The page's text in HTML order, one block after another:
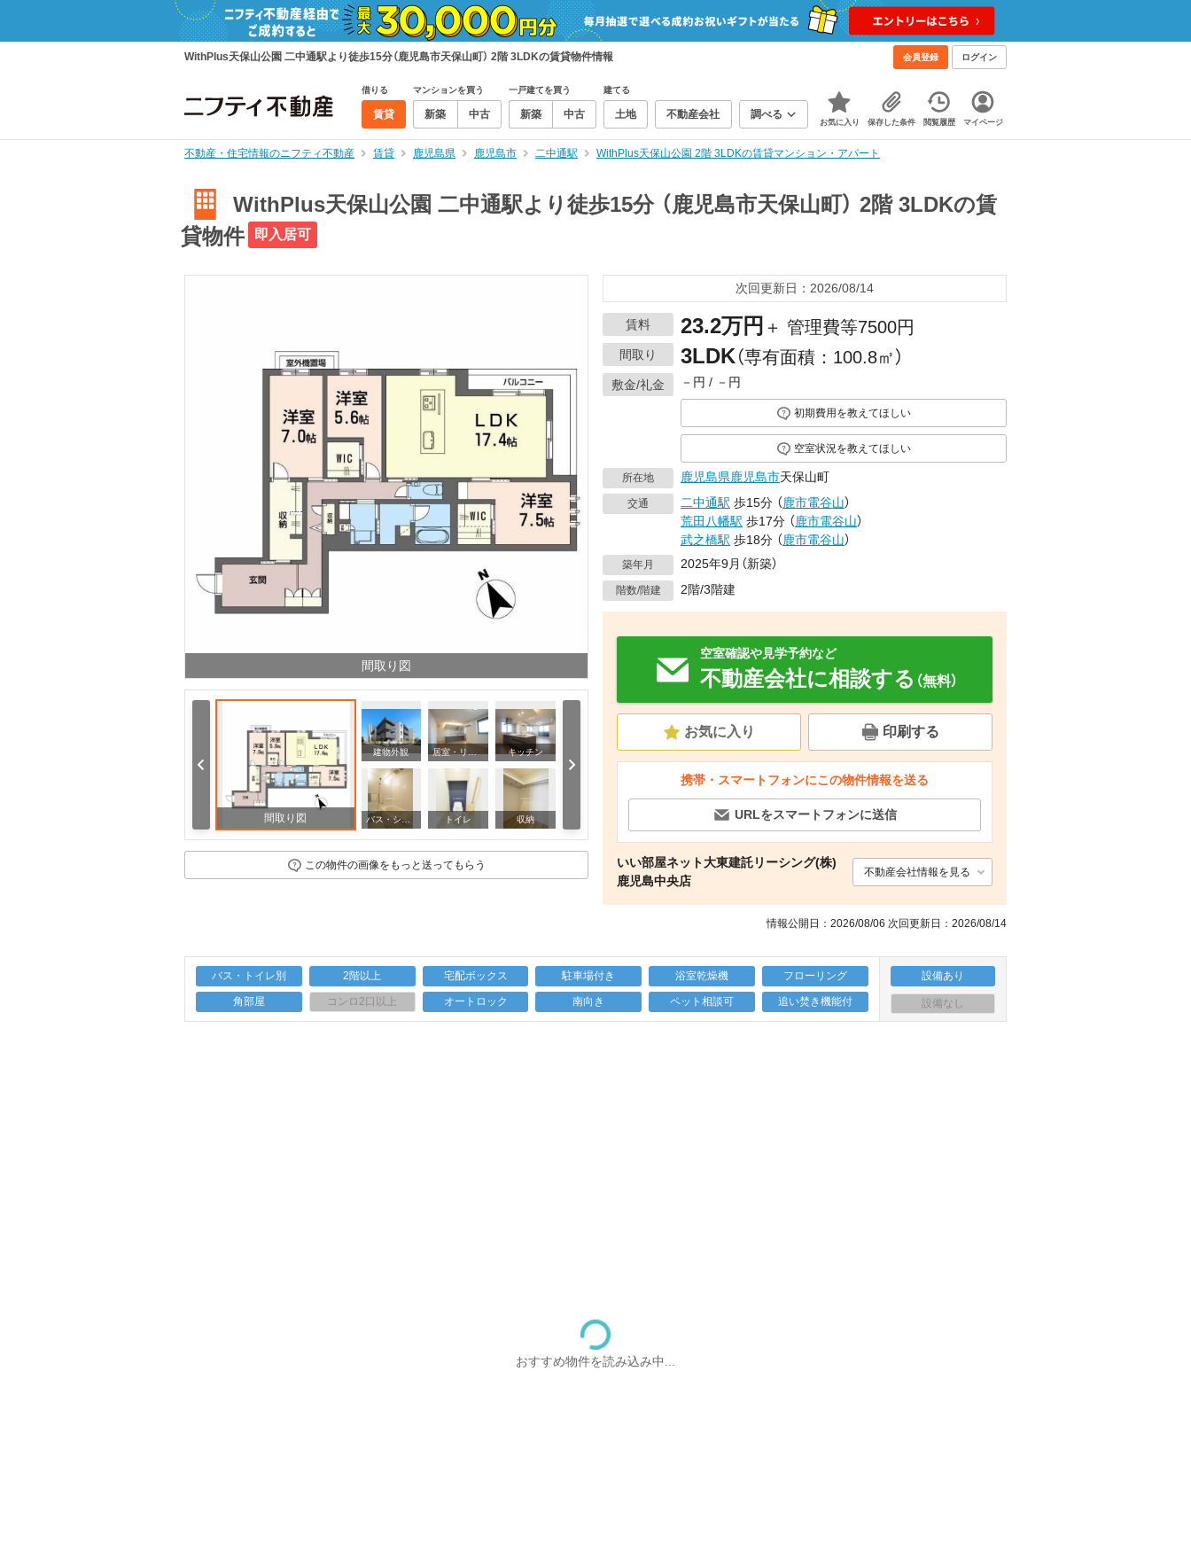
WithPlus天保山公園 二中通駅より徒歩15分（鹿児島市天保山町） 2階 3LDKの賃貸物件情報 会員登録 ログイン
借りる
賃貸
マンションを買う
新築 中古
一戸建てを買う
新築 中古
建てる
土地 不動産会社 調べる
お気に入り 保存した条件 閲覧履歴 マイページ
不動産・住宅情報のニフティ不動産 賃貸 鹿児島県 鹿児島市 二中通駅 WithPlus天保山公園 2階 3LDKの賃貸マンション・アパート
WithPlus天保山公園 二中通駅より徒歩15分 （鹿児島市天保山町） 2階 3LDKの賃
貸物件
即入居可
間取り図
間取り図
建物外観 居室・リビング キッチン
バス・シャワールーム トイレ 収納 その他部屋・スペース
洗面設備 セキュリティ その他設備
玄関 眺望
この物件の画像をもっと送ってもらう
次回更新日：2026/08/14
賃料 23.2万円 ＋ 管理費等7500円
間取り 3LDK（専有面積：100.8㎡）
敷金/礼金 －円 / －円
初期費用を教えてほしい
空室状況を教えてほしい
所在地 鹿児島県鹿児島市天保山町
交通 二中通駅 歩15分 （鹿市電谷山）
荒田八幡駅 歩17分 （鹿市電谷山）
武之橋駅 歩18分 （鹿市電谷山）
築年月 2025年9月（新築）
階数/階建 2階/3階建
空室確認や見学予約など
不動産会社に相談する （無料）
お気に入り 印刷する
携帯・スマートフォンにこの物件情報を送る
URLをスマートフォンに送信
いい部屋ネット大東建託リーシング(株)
鹿児島中央店
不動産会社情報を見る
情報公開日：2026/08/06 次回更新日：2026/08/14
バス・トイレ別 2階以上 宅配ボックス 駐車場付き 浴室乾燥機 フローリング
角部屋 コンロ2口以上 オートロック 南向き ペット相談可 追い焚き機能付
設備あり
設備なし
おすすめ物件を読み込み中...